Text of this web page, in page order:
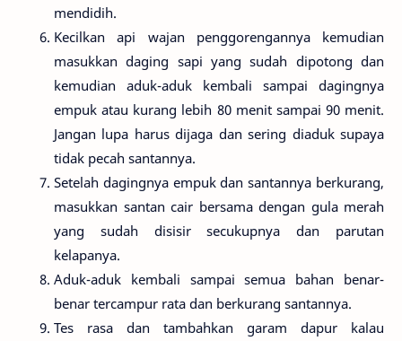
mendidih.
Kecilkan api wajan penggorengannya kemudian
masukkan daging sapi yang sudah dipotong dan
kemudian aduk-aduk kembali sampai dagingnya
empuk atau kurang lebih 80 menit sampai 90 menit.
Jangan lupa harus dijaga dan sering diaduk supaya
tidak pecah santannya.
Setelah dagingnya empuk dan santannya berkurang,
masukkan santan cair bersama dengan gula merah
yang sudah disisir secukupnya dan parutan
kelapanya.
Aduk-aduk kembali sampai semua bahan benar-
benar tercampur rata dan berkurang santannya.
Tes rasa dan tambahkan garam dapur kalau